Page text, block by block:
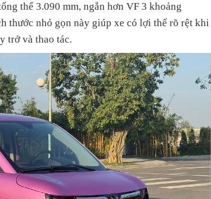
thể 3.090 mm, ngắn hơn VF 3 khoảng
thước nhỏ gọn này giúp xe có lợi thế rõ rệt khi
trở và thao tác.